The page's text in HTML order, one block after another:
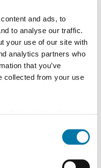
and ads, to
to analyse our traffic.
your use of our site with
analytics partners who
that you’ve
collected from your use
with Art. 49 (1) p.
processed in the USA.
Union (ECJ) has
obliegt dabei den
gleichzeitig zur
für das Thema
aller
einzelnen Standorten